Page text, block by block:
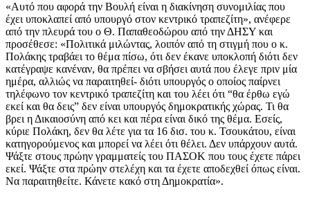
«Αυτό που αφορά την Βουλή είναι η διακίνηση συνομιλίας που
έχει υποκλαπεί από υπουργό στον κεντρικό τραπεζίτη», ανέφερε
από την πλευρά του ο Θ. Παπαθεοδώρου από την ΔΗΣΥ και
προσέθεσε: «Πολιτικά μιλώντας, λοιπόν από τη στιγμή που ο κ.
Πολάκης τραβάει το θέμα πίσω, ότι δεν έκανε υποκλοπή διότι δεν
κατέγραψε κανέναν, θα πρέπει να σβήσει αυτά που έλεγε πριν μία
ημέρα, αλλιώς να παραιτηθεί- διότι υπουργός ο οποίος παίρνει
τηλέφωνο τον κεντρικό τραπεζίτη και του λέει ότι “θα έρθω εγώ
εκεί και θα δεις” δεν είναι υπουργός δημοκρατικής χώρας. Τι θα
βρει η Δικαιοσύνη από κει και πέρα είναι δικό της θέμα. Εσείς,
κύριε Πολάκη, δεν θα λέτε για τα 16 δισ. του κ. Τσουκάτου, είναι
κατηγορούμενος και μπορεί να λέει ότι θέλει. Δεν υπάρχουν αυτά.
Ψάξτε στους πρώην γραμματείς του ΠΑΣΟΚ που τους έχετε πάρει
εκεί. Ψάξτε στα πρώην στελέχη και τα έχετε αποδεχθεί όπως είναι.
Να παραιτηθείτε. Κάνετε κακό στη Δημοκρατία».